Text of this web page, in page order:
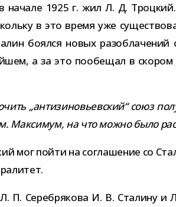
1925 г. жил Л. Д.
в это время уже
боялся новых
а за это пообе­щал в
„анти­зи­но­вьев­ский“ союз
на что можно было
мог пойти на согла­ше­ние со
П. Серебрякова И. В. Сталину